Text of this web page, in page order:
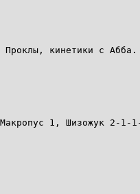
кинетики с Абба.
1, Шизожук 2-1-